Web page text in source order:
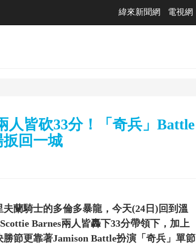
緯來新聞網 電視網
人皆砍33分！「奇兵」Battle
回一城
蘭騎士的多倫多暴龍，今天(24日)回到溫
Barnes兩人皆轟下33分帶領下，加上
節更靠著Jamison Battle扮演「奇兵」單節